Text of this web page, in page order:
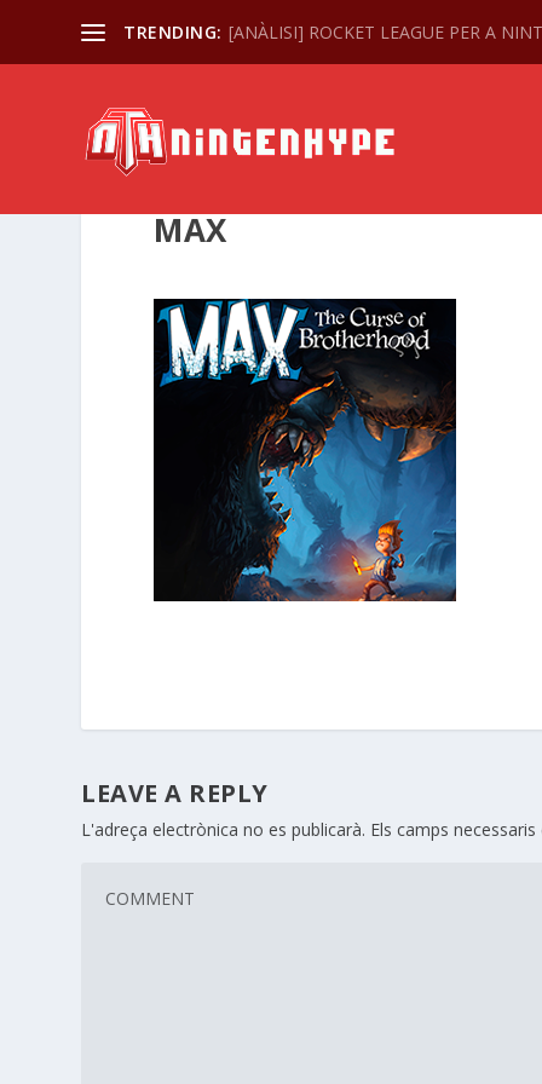
TRENDING: [ANÀLISI] ROCKET LEAGUE PER A
MAX
LEAVE A REPLY
L'adreça electrònica no es publicarà. Els camps